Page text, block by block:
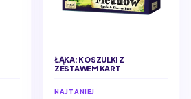
ŁĄKA: KOSZULKI Z
ZESTAWEM KART
NAJTANIEJ